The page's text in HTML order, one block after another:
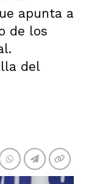
apunta a
de los
del